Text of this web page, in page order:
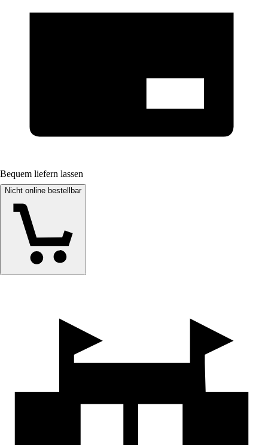
Bequem liefern lassen
Nicht online bestellbar